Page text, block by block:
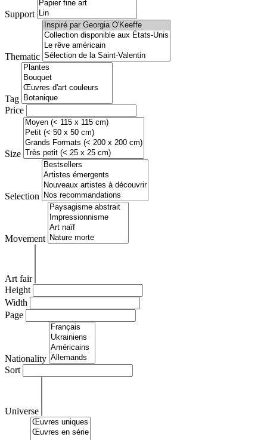
Support
Thematic
Tag
Price
Size
Selection
Movement
Art fair
Height
Width
Page
Nationality
Sort
Universe